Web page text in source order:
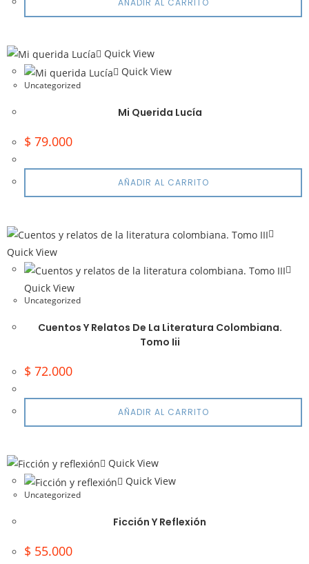
Quick View
Quick View
Uncategorized
Mi Querida Lucía
$ 79.000
AÑADIR AL CARRITO
Quick View
Quick View
Uncategorized
Cuentos Y Relatos De La Literatura Colombiana.
Tomo Iii
$ 72.000
AÑADIR AL CARRITO
Quick View
Quick View
Uncategorized
Ficción Y Reflexión
$ 55.000